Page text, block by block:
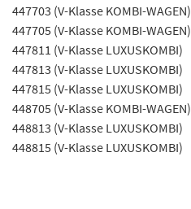
447703 (V-Klasse KOMBI-WAGEN)
447705 (V-Klasse KOMBI-WAGEN)
447811 (V-Klasse LUXUSKOMBI)
447813 (V-Klasse LUXUSKOMBI)
447815 (V-Klasse LUXUSKOMBI)
448705 (V-Klasse KOMBI-WAGEN)
448813 (V-Klasse LUXUSKOMBI)
448815 (V-Klasse LUXUSKOMBI)